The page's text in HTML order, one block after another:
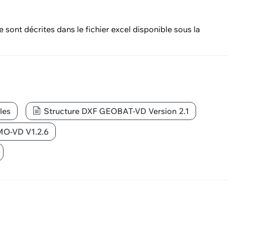
décrites dans le fichier excel disponible sous la
Structure DXF GEOBAT-VD Version 2.1
VD V1.2.6